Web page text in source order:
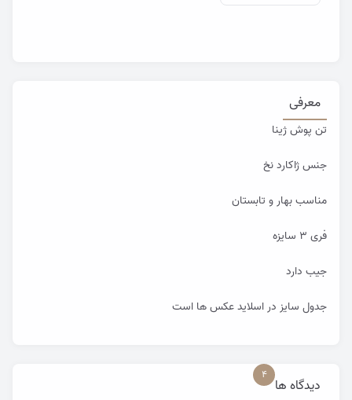
معرفی
تن پوش ژینا
جنس ژاکارد نخ
مناسب بهار و تابستان
فری ۳ سایزه
جیب دارد
جدول سایز در اسلاید عکس ها است
دیدگاه ها
4